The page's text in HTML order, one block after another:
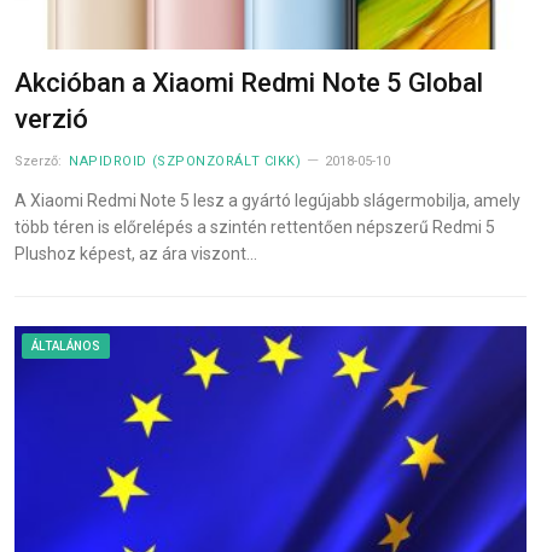
Akcióban a Xiaomi Redmi Note 5 Global
verzió
Szerző: NAPIDROID (SZPONZORÁLT CIKK) 2018-05-10
A Xiaomi Redmi Note 5 lesz a gyártó legújabb slágermobilja, amely
több téren is előrelépés a szintén rettentően népszerű Redmi 5
Plushoz képest, az ára viszont…
ÁLTALÁNOS